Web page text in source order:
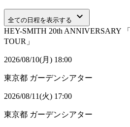
全ての日程を表示する keyboard_arrow_down
HEY-SMITH 20th ANNIVERSARY
TOUR」
2026/08/10(月) 18:00
東京都 ガーデンシアター
2026/08/11(火) 17:00
東京都 ガーデンシアター